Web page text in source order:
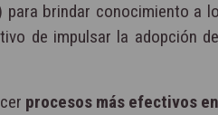
para brindar conocimiento a
de impulsar la adopción
procesos más efectivos